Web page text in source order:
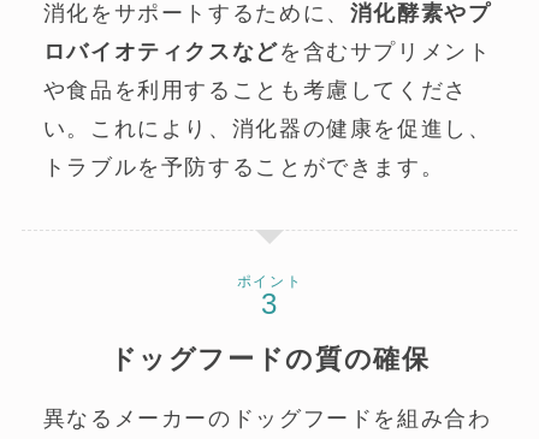
消化をサポートするために、 消化酵素やプ
ロバイオティクスなどを含むサプリメント
や食品を利用することも考慮してくださ
い。これにより、消化器の健康を促進し、
トラブルを予防することができます。
ポイント
ドッグフードの質の確保
異なるメーカーのドッグフードを組み合わ